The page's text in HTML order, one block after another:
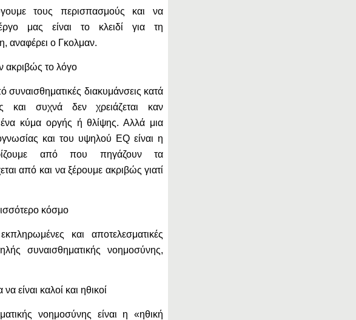
τους περισπασμούς και να
μας είναι το κλειδί για τη
αναφέρει ο Γκολμαν.
ακριβώς το λόγο
συναισθηματικές διακυμάνσεις κατά
και συχνά δεν χρειάζεται καν
ένα κύμα οργής ή θλίψης. Αλλά μια
και του υψηλού EQ είναι η
από που πηγάζουν τα
από και να ξέρουμε ακριβώς γιατί
κόσμο
και αποτελεσματικές
συναισθηματικής νοημοσύνης,
είναι καλοί και ηθικοί
νοημοσύνης είναι η «ηθική